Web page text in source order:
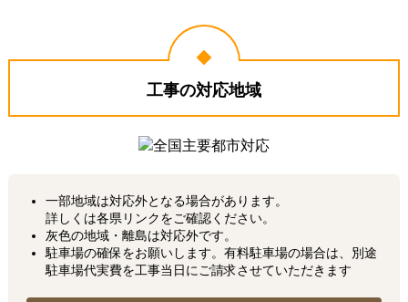
工事の対応地域
一部地域は対応外となる場合があります。
詳しくは各県リンクをご確認ください。
灰色の地域・離島は対応外です。
駐車場の確保をお願いします。有料駐車場の場合は、別途
駐車場代実費を工事当日にご請求させていただきます